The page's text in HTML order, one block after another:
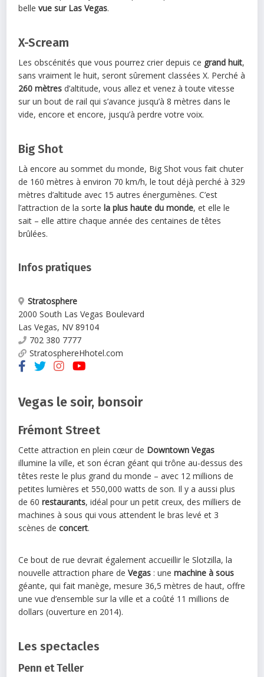
bellevue sur Las Vegas.
X-Scream
Les obscénités que vous pourrez crier depuis ce grand huit,
sans vraiment le huit, seront sûrement classées X. Perché à
260 mètres d’altitude, vous allez et venez à toute vitesse
sur un bout de rail qui s’avance jusqu’à 8 mètres dans le
vide, encore et encore, jusqu’à perdre votre voix.
Big Shot
Là encore au sommet du monde, Big Shot vous fait chuter
de 160 mètres à environ 70 km/h, le tout déjà perché à 329
mètres d’altitude avec 15 autres énergumènes. C’est
l’attraction de la sortela plus haute du monde, et elle le
sait – elle attire chaque année des centaines de têtes
brûlées.
Infos pratiques
Stratosphere
2000 South Las Vegas Boulevard
Las Vegas, NV 89104
702 380 7777
StratosphereHhotel.com
Vegas le soir, bonsoir
Frémont Street
Cette attraction en plein cœur de Downtown Vegas
illumine la ville, et son écran géant qui trône au-dessus des
têtes reste le plus grand du monde – avec 12 millions de
petites lumières et 550,000 watts de son. Il y a aussi plus
de 60restaurants, idéal pour un petit creux, des milliers de
machines à sous qui vous attendent le bras levé et 3
scènes deconcert.
Ce bout de rue devrait également accueillir le Slotzilla, la
nouvelle attraction phare de Vegas : unemachine à sous
géante, qui fait manège, mesure 36,5 mètres de haut, offre
une vue d’ensemble sur la ville et a coûté 11 millions de
dollars (ouverture en 2014).
Les spectacles
Penn et Teller